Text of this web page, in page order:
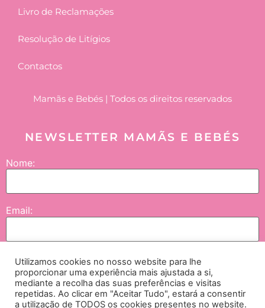
Livro de Reclamações
Resolução de Litígios
Contactos
Mamãs e Bebés | Todos os direitos reservados
NEWSLETTER MAMÃS E BEBÉS
Nome:
Email:
Enviar
Concordo que os meus dados sejam tratados pela NGI – Lifesciences and
Utilizamos cookies no nosso website para lhe
proporcionar uma experiência mais ajustada a si,
mediante a recolha das suas preferências e visitas
repetidas. Ao clicar em "Aceitar Tudo", estará a consentir
a utilização de TODOS os cookies presentes no website.